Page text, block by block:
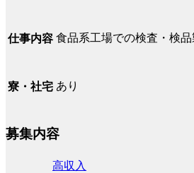
仕事内容 食品系工場での検査・検
寮・社宅 あり
募集内容
高収入